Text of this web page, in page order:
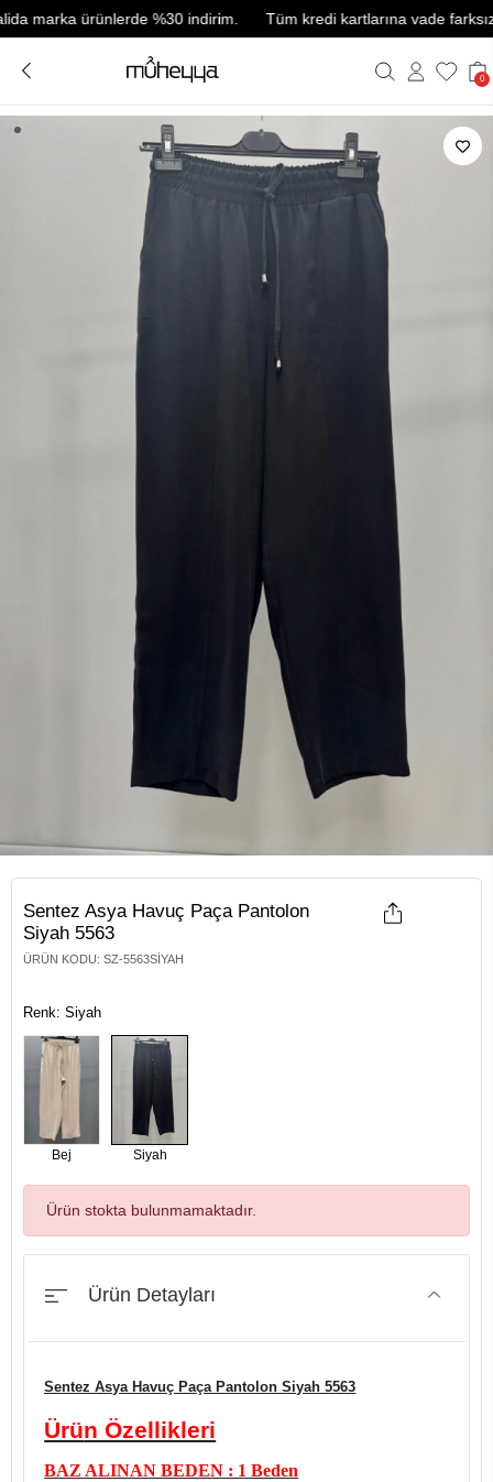
ürünlerde %30 indirim. Tüm kredi kartlarına vade farksız 3
0
Sentez Asya Havuç Paça Pantolon
Siyah 5563
ÜRÜN KODU: SZ-5563SIYAH
Renk: Siyah
Bej Siyah
Ürün stokta bulunmamaktadır.
Ürün Detayları
Sentez Asya Havuç Paça Pantolon Siyah 5563
Ürün Özellikleri
BAZ ALINAN BEDEN : 1 Beden